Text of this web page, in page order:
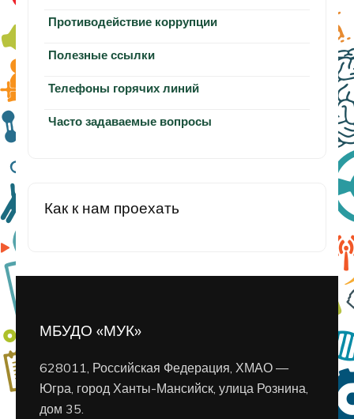
Противодействие коррупции
Полезные ссылки
Телефоны горячих линий
Часто задаваемые вопросы
Как к нам проехать
МБУДО «МУК»
628011, Российская Федерация, ХМАО —
Югра, город Ханты-Мансийск, улица Рознина,
дом 35.